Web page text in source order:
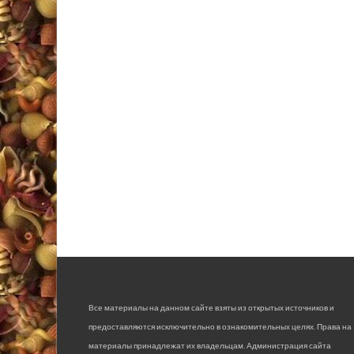
Все материалы на данном сайте взяты из открытых источников и
предоставляются исключительно в ознакомительных целях. Права на
материалы принадлежат их владельцам. Администрация сайта